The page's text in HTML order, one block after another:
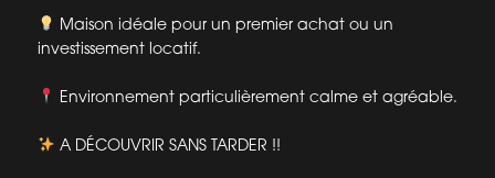
Maison idéale pour un premier achat ou un
investissement locatif.
Environnement particulièrement calme et agréable.
A DÉCOUVRIR SANS TARDER !!